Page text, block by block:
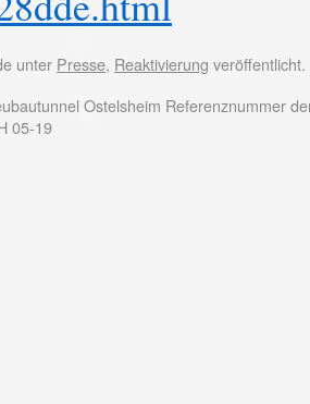
unter Presse, Reaktivierung
Ostelsheim Referenznummer
05-19